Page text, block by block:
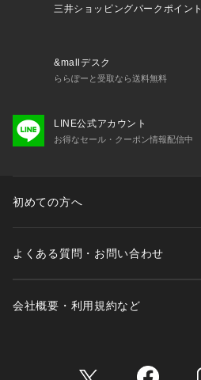
三井ショッピングパークポイント
&mallデスク
ららぽーと受取なら送料無料
LINE公式アカウント
お得なセール・クーポン情報配信中
初めての方へ
よくある質問・お問い合わせ
会社概要・利用規約など